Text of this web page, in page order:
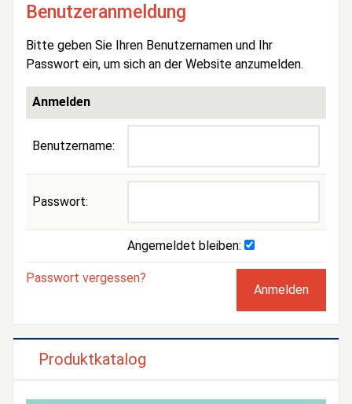
Benutzeranmeldung
Bitte geben Sie Ihren Benutzernamen und Ihr
Passwort ein, um sich an der Website anzumelden.
Anmelden
Benutzername:
Passwort:
Angemeldet bleiben:
Passwort vergessen?
Produktkatalog